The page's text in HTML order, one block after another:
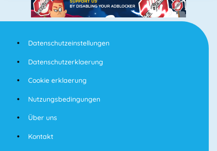
Datenschutzeinstellungen
Datenschutzerklaerung
Cookie erklaerung
Nutzungsbedingungen
Über uns
Kontakt